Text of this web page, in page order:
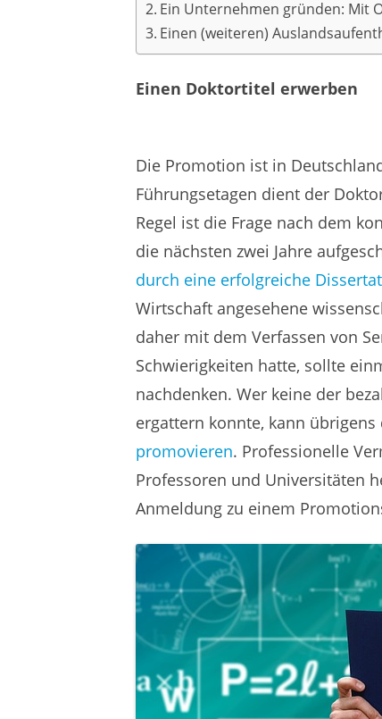
Ein Unternehmen gründen: Mit
Einen (weiteren)
Einen Doktortitel erwerben
Die Promotion ist in
Führungsetagen dient der
Regel ist die Frage nach dem
die nächsten zwei Jahre
durch eine erfolgreiche
Wirtschaft angesehene
daher mit dem Verfassen von
Schwierigkeiten hatte, sollte
nachdenken. Wer keine der
ergattern konnte, kann
promovieren. Professionelle
Professoren und Universitäten
Anmeldung zu einem